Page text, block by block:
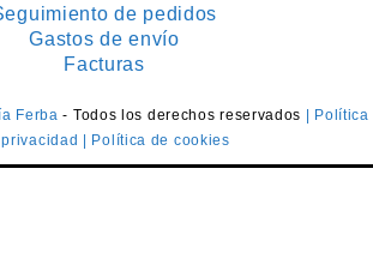
de pedidos
Gastos de envío
Facturas
Ferba- Todos los derechos reservados
| Política
| Política de cookies